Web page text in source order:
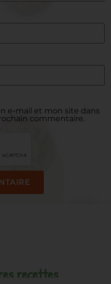
e-mail et mon site dans
commentaire.
recettes